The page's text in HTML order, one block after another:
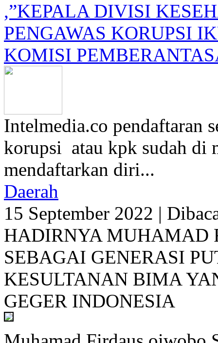
,”KEPALA DIVISI
PENGAWAS KORUPSI
KOMISI
Intelmedia.co pendaftaran
korupsi atau kpk sudah di
mendaftarkan diri...
Daerah
15 September 2022 |
HADIRNYA MUHAMAD
SEBAGAI GENERASI
KESULTANAN BIMA
GEGER INDONESIA